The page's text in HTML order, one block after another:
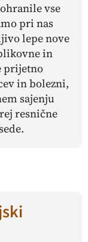
vse
pri nas
lepe nove
in
prijetno
in bolezni,
sajenju
resnične